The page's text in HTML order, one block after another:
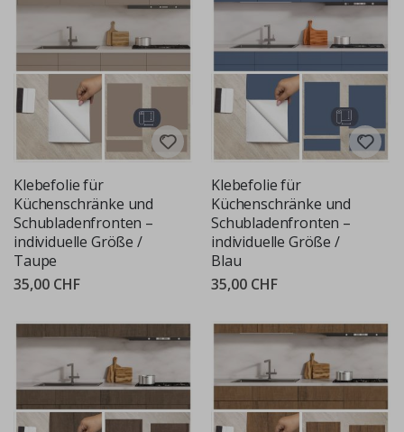
Klebefolie für
Küchenschränke und
Schubladenfronten –
individuelle Größe /
Taupe
35,00 CHF
Klebefolie für
Küchenschränke und
Schubladenfronten –
individuelle Größe /
Blau
35,00 CHF